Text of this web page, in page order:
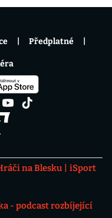
na Blesku
iSport
- podcast rozbíjející
Předplatné